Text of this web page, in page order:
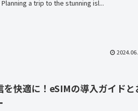
a trip to the stunning isl...
を快適に！eSIMの導入ガイドと